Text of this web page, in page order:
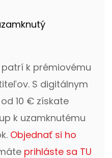
k prémiovému
S digitálnym
10 € získate
k uzamknutému
Objednať si ho
prihláste sa TU